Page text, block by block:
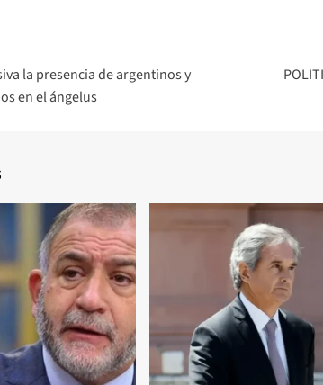
la presencia de argentinos y
en el ángelus